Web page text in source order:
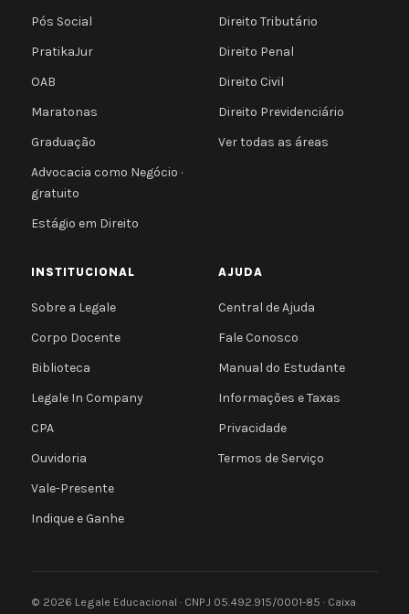
Pós Social
PratikaJur
OAB
Maratonas
Graduação
Advocacia como Negócio ·
gratuito
Estágio em Direito
Direito Tributário
Direito Penal
Direito Civil
Direito Previdenciário
Ver todas as áreas
INSTITUCIONAL
Sobre a Legale
Corpo Docente
Biblioteca
Legale In Company
CPA
Ouvidoria
Vale-Presente
Indique e Ganhe
AJUDA
Central de Ajuda
Fale Conosco
Manual do Estudante
Informações e Taxas
Privacidade
Termos de Serviço
© 2026 Legale Educacional · CNPJ 05.492.915/0001-85 · Caixa